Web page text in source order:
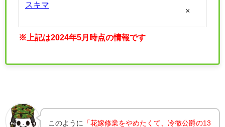
スキマ
×
※上記は2024年5月時点の情報です
このように 「花嫁修業をやめたくて、冷徹公爵の13